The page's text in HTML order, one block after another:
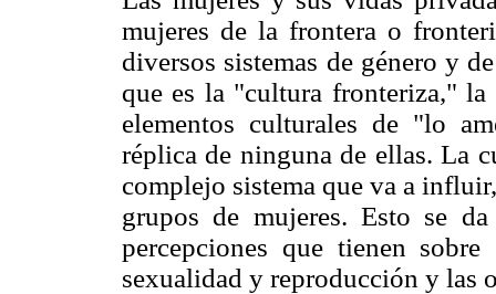
mujeres de la frontera o
diversos sistemas de género y
que es la "cultura fronteriza,"
elementos culturales de "lo
réplica de ninguna de ellas. La
complejo sistema que va a
grupos de mujeres. Esto se
percepciones que tienen
sexualidad y reproducción y las